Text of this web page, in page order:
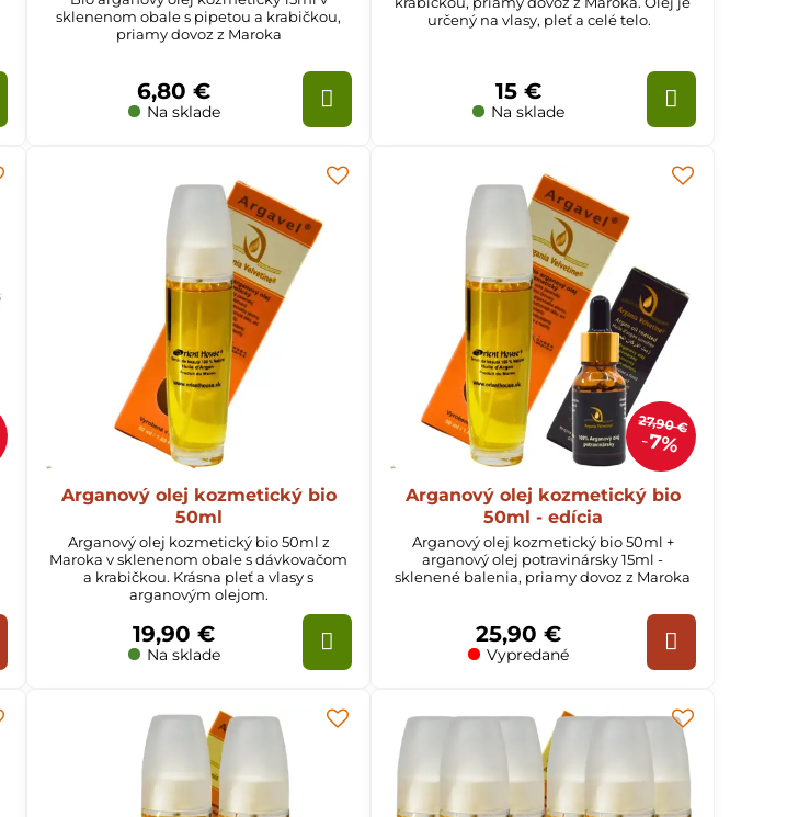
sklenenom obale s pipetou a krabičkou,
priamy dovoz z Maroka
Na sklade
6,80 €
určený na vlasy, pleť a celé telo.
Na sklade
15 €
Arganový olej kozmetický bio
50ml
Arganový olej kozmetický bio 50ml z
Maroka v sklenenom obale s dávkovačom
a krabičkou. Krásna pleť a vlasy s
arganovým olejom.
Na sklade
19,90 €
27,90 €
7%
Arganový olej kozmetický bio
50ml - edícia
Arganový olej kozmetický bio 50ml +
arganový olej potravinársky 15ml -
sklenené balenia, priamy dovoz z Maroka
Vypredané
25,90 €